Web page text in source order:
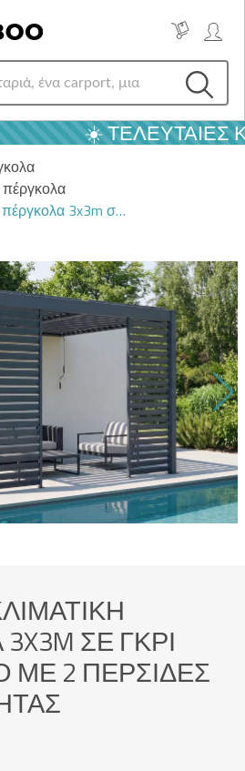
☀️ ΤΕΛΕΥΤΑΊΕΣ
πέργκολα
πέργκολα 3x3m σ…
ΣΕ ΓΚΡΙ
ΜΕ 2 ΠΕΡΣΊΔΕΣ